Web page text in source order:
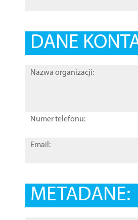
DANE
Nazwa organizacji:
Numer telefonu:
Email:
METADANE: